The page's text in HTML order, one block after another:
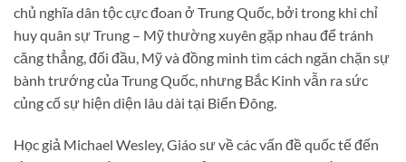
chủ nghĩa dân tộc cực đoan ở Trung Quốc, bởi trong khi chỉ
huy quân sự Trung – Mỹ thường xuyên gặp nhau để tránh
căng thẳng, đối đầu, Mỹ và đồng minh tìm cách ngăn chặn sự
bành trướng của Trung Quốc, nhưng Bắc Kinh vẫn ra sức
củng cố sự hiện diện lâu dài tại Biển Đông.
Học giả Michael Wesley, Giáo sư về các vấn đề quốc tế đến